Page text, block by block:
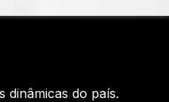
dinâmicas do país.